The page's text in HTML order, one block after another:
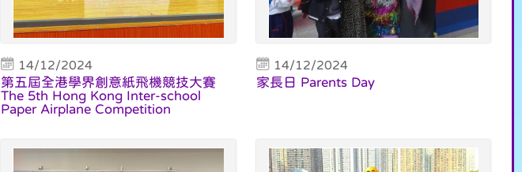
14/12/2024
第五屆全港學界創意紙飛機競技大賽
The 5th Hong Kong Inter-school
Paper Airplane Competition
14/12/2024
家長日 Parents Day